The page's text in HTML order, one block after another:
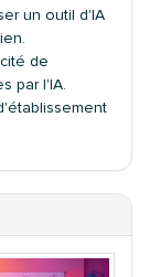
un outil d'IA
de
par l'IA.